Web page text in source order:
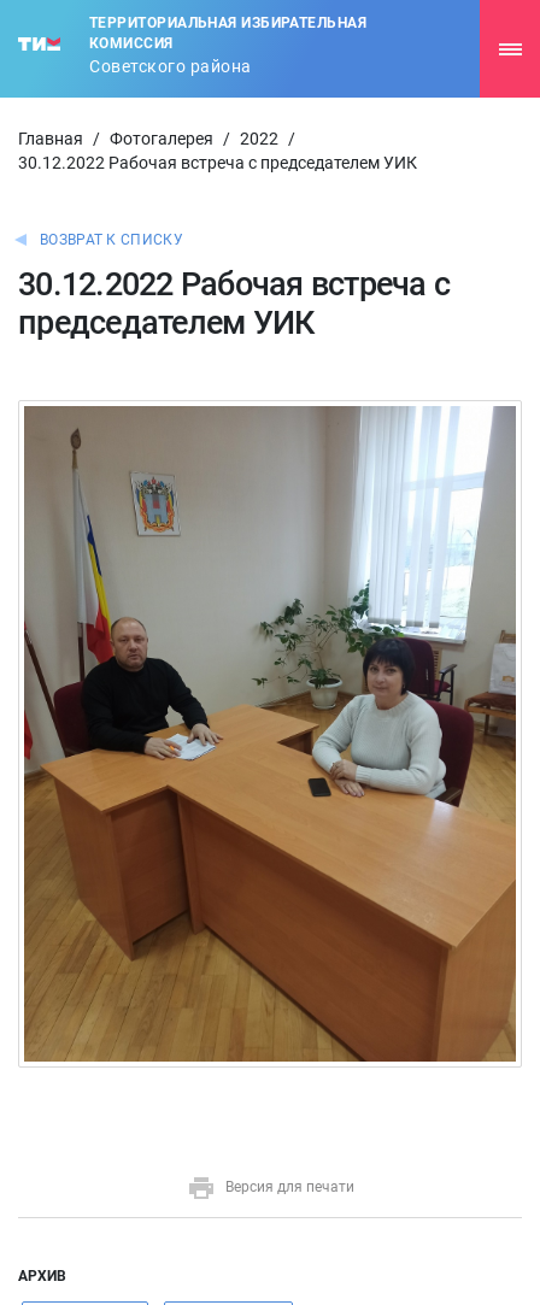
ТЕРРИТОРИАЛЬНАЯ ИЗБИРАТЕЛЬНАЯ
КОМИССИЯ
Советского района
Главная / Фотогалерея / 2022
/
30.12.2022 Рабочая встреча с председателем УИК
ВОЗВРАТ К СПИСКУ
30.12.2022 Рабочая встреча с
председателем УИК
Версия для печати
АРХИВ